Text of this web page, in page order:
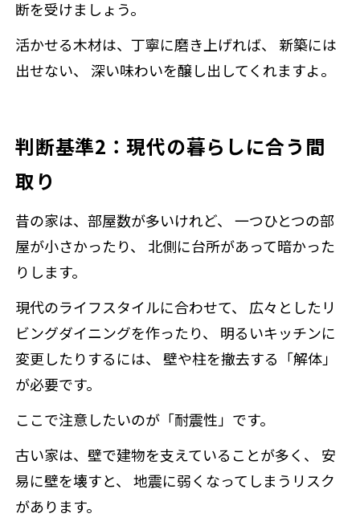
断を受けましょう。
活かせる木材は、丁寧に磨き上げれば、 新築には
出せない、 深い味わいを醸し出してくれますよ。
判断基準2：現代の暮らしに合う間
取り
昔の家は、部屋数が多いけれど、 一つひとつの部
屋が小さかったり、 北側に台所があって暗かった
りします。
現代のライフスタイルに合わせて、 広々としたリ
ビングダイニングを作ったり、 明るいキッチンに
変更したりするには、 壁や柱を撤去する「解体」
が必要です。
ここで注意したいのが「耐震性」です。
古い家は、壁で建物を支えていることが多く、 安
易に壁を壊すと、 地震に弱くなってしまうリスク
があります。